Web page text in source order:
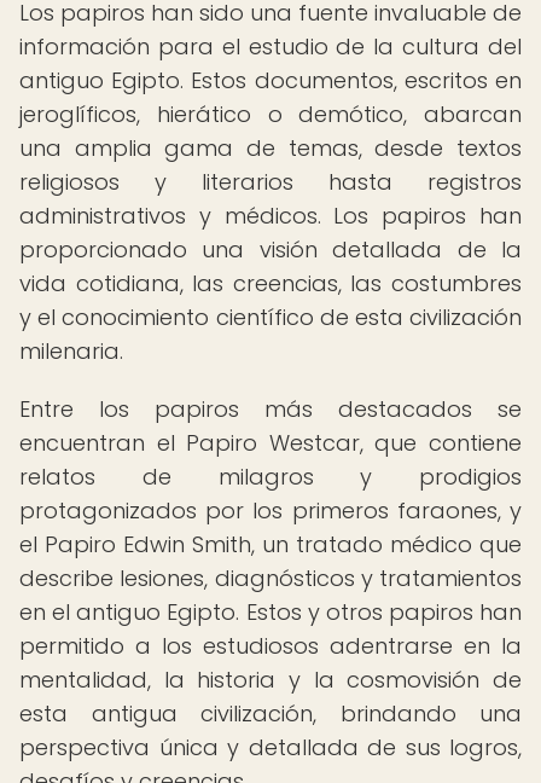
Los papiros han sido una fuente invaluable de
información para el estudio de la cultura del
antiguo Egipto. Estos documentos, escritos en
jeroglíficos, hierático o demótico, abarcan
una amplia gama de temas, desde textos
religiosos y literarios hasta registros
administrativos y médicos. Los papiros han
proporcionado una visión detallada de la
vida cotidiana, las creencias, las costumbres
y el conocimiento científico de esta civilización
milenaria.
Entre los papiros más destacados se
encuentran el Papiro Westcar, que contiene
relatos de milagros y prodigios
protagonizados por los primeros faraones, y
el Papiro Edwin Smith, un tratado médico que
describe lesiones, diagnósticos y tratamientos
en el antiguo Egipto. Estos y otros papiros han
permitido a los estudiosos adentrarse en la
mentalidad, la historia y la cosmovisión de
esta antigua civilización, brindando una
perspectiva única y detallada de sus logros,